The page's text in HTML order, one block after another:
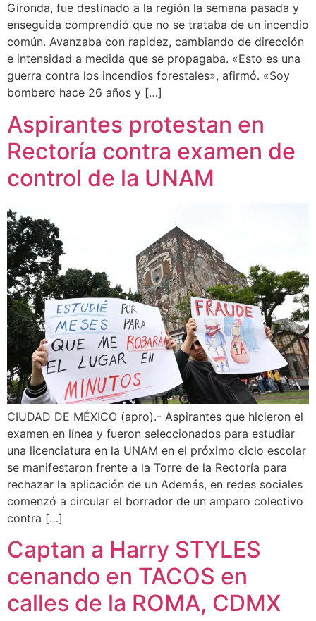
Gironda, fue destinado a la región la semana pasada y
enseguida comprendió que no se trataba de un incendio
común. Avanzaba con rapidez, cambiando de dirección
e intensidad a medida que se propagaba. «Esto es una
guerra contra los incendios forestales», afirmó. «Soy
bombero hace 26 años y […]
Aspirantes protestan en
Rectoría contra examen de
control de la UNAM
CIUDAD DE MÉXICO (apro).- Aspirantes que hicieron el
examen en línea y fueron seleccionados para estudiar
una licenciatura en la UNAM en el próximo ciclo escolar
se manifestaron frente a la Torre de la Rectoría para
rechazar la aplicación de un Además, en redes sociales
comenzó a circular el borrador de un amparo colectivo
contra […]
Captan a Harry STYLES
cenando en TACOS en
calles de la ROMA, CDMX